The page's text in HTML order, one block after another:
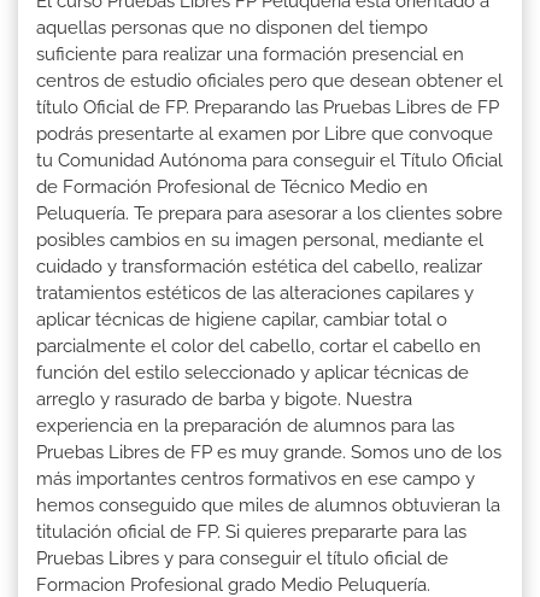
aquellas personas que no disponen del tiempo
suficiente para realizar una formación presencial en
centros de estudio oficiales pero que desean obtener el
título Oficial de FP. Preparando las Pruebas Libres de FP
podrás presentarte al examen por Libre que convoque
tu Comunidad Autónoma para conseguir el Título Oficial
de Formación Profesional de Técnico Medio en
Peluquería. Te prepara para asesorar a los clientes sobre
posibles cambios en su imagen personal, mediante el
cuidado y transformación estética del cabello, realizar
tratamientos estéticos de las alteraciones capilares y
aplicar técnicas de higiene capilar, cambiar total o
parcialmente el color del cabello, cortar el cabello en
función del estilo seleccionado y aplicar técnicas de
arreglo y rasurado de barba y bigote. Nuestra
experiencia en la preparación de alumnos para las
Pruebas Libres de FP es muy grande. Somos uno de los
más importantes centros formativos en ese campo y
hemos conseguido que miles de alumnos obtuvieran la
titulación oficial de FP. Si quieres prepararte para las
Pruebas Libres y para conseguir el título oficial de
Formacion Profesional grado Medio Peluquería.